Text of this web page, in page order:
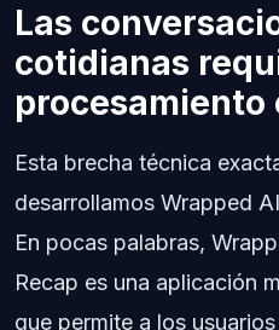
Las
cotidianas
procesamiento
Esta brecha técnica
desarrollamos Wrapped
En pocas palabras,
Recap es una aplicación
que permite a los